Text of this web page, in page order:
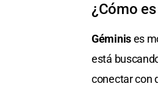
¿Cómo
Géminises
está
conectar con